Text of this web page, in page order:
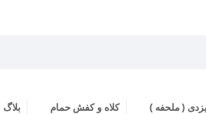
( ملحفه ) کلاه و کفش حمام بلاگ